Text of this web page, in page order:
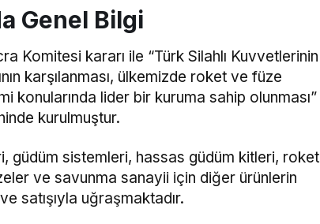
Genel Bilgi
Komitesi kararı ile “Türk Silahlı Kuvvetlerinin
karşılanması, ülkemizde roket ve füze
konularında lider bir kuruma sahip olunması”
kurulmuştur.
güdüm sistemleri, hassas güdüm kitleri, roket
ve savunma sanayii için diğer ürünlerin
satışıyla uğraşmaktadır.